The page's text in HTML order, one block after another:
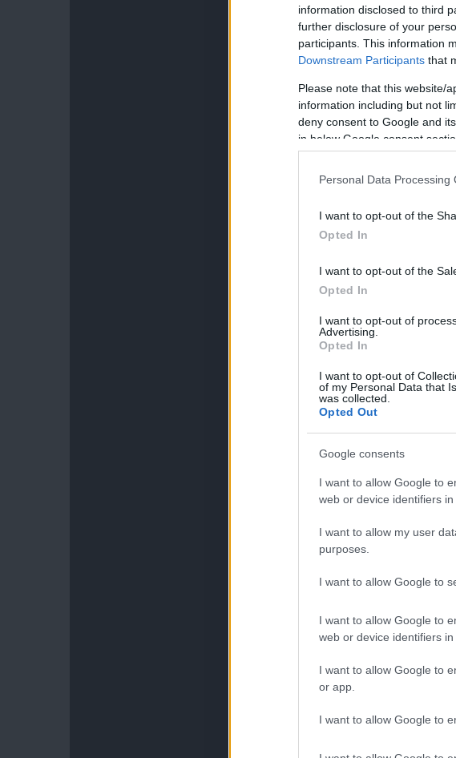
information disclosed to third
further disclosure of your
participants. This information
Downstream Participants that
Please note that this website/
information including but not
deny consent to Google and
in below Google consent
Personal Data Processing
I want to opt-out of the
Opted In
I want to opt-out of the
Opted In
I want to opt-out of
Advertising.
Opted In
I want to opt-out of
of my Personal Data that
was collected.
Opted Out
Google consents
I want to allow Google to
web or device identifiers in
I want to allow my user
purposes.
I want to allow Google to
I want to allow Google to
web or device identifiers in
I want to allow Google to
or app.
I want to allow Google to